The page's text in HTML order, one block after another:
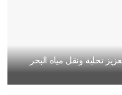
تحلية ونقل مياه البحر